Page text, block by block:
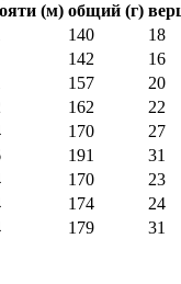
(м) общий (г)
140 18
142 16
157 20
162 22
170 27
191 31
170 23
174 24
179 31